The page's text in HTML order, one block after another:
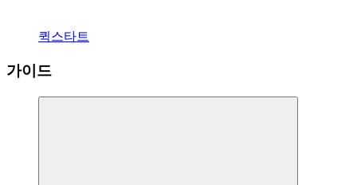
퀵스타트
가이드